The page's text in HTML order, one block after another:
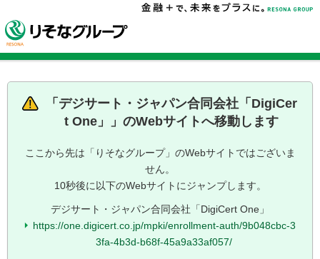
「 デジサート・ジャパン合同会社「DigiCer
t One」
」のWebサイトへ移動します
ここから先は「りそなグループ」のWebサイトではございま
せん。
10秒後に以下のWebサイトにジャンプします。
デジサート・ジャパン合同会社「DigiCert One」
https://one.digicert.co.jp/mpki/enrollment-auth/9b048cbc-3
3fa-4b3d-b68f-45a9a33af057/